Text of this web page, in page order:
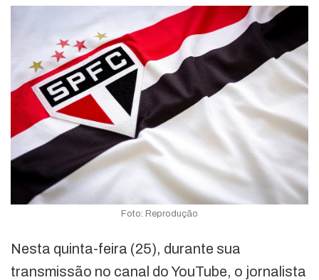
Foto: Reprodução
Nesta quinta-feira (25), durante sua
transmissão no canal do YouTube, o jornalista